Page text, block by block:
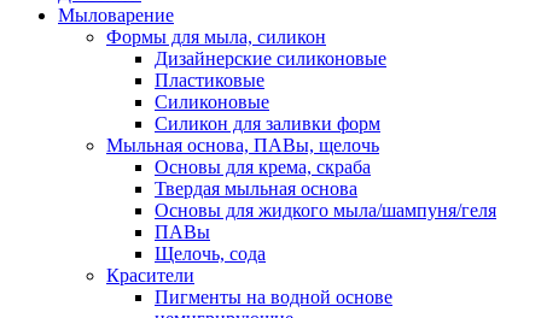
Мыловарение
Формы для мыла, силикон
Дизайнерские силиконовые
Пластиковые
Силиконовые
Силикон для заливки форм
Мыльная основа, ПАВы, щелочь
Основы для крема, скраба
Твердая мыльная основа
Основы для жидкого мыла/шампуня/геля
ПАВы
Щелочь, сода
Красители
Пигменты на водной основе